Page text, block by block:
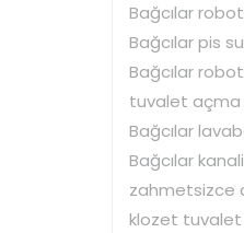
Bağcılar
Bağcılar pis
Bağcılar
tuvalet açma
Bağcılar
Bağcılar
zahmetsizce
klozet tuvalet